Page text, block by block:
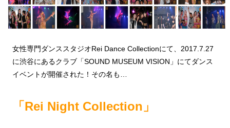
女性専門ダンススタジオRei Dance Collectionにて、2017.7.27
に渋谷にあるクラブ「SOUND MUSEUM VISION」にてダンス
イベントが開催された！その名も…
「Rei Night Collection」